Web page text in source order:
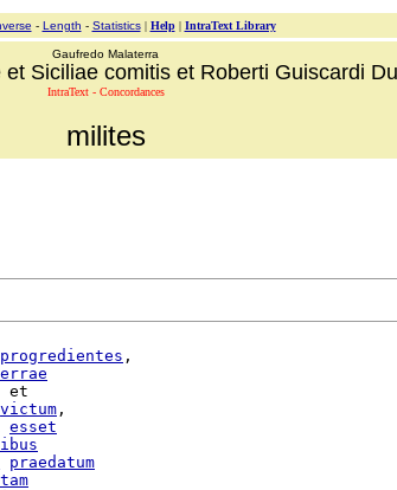
- Length - Statistics| Help| IntraText Library
Gaufredo Malaterra
Siciliae comitis et Roberti Guiscardi
IntraText - Concordances
milites
progredientes ,
et
victum ,
esset
praedatum